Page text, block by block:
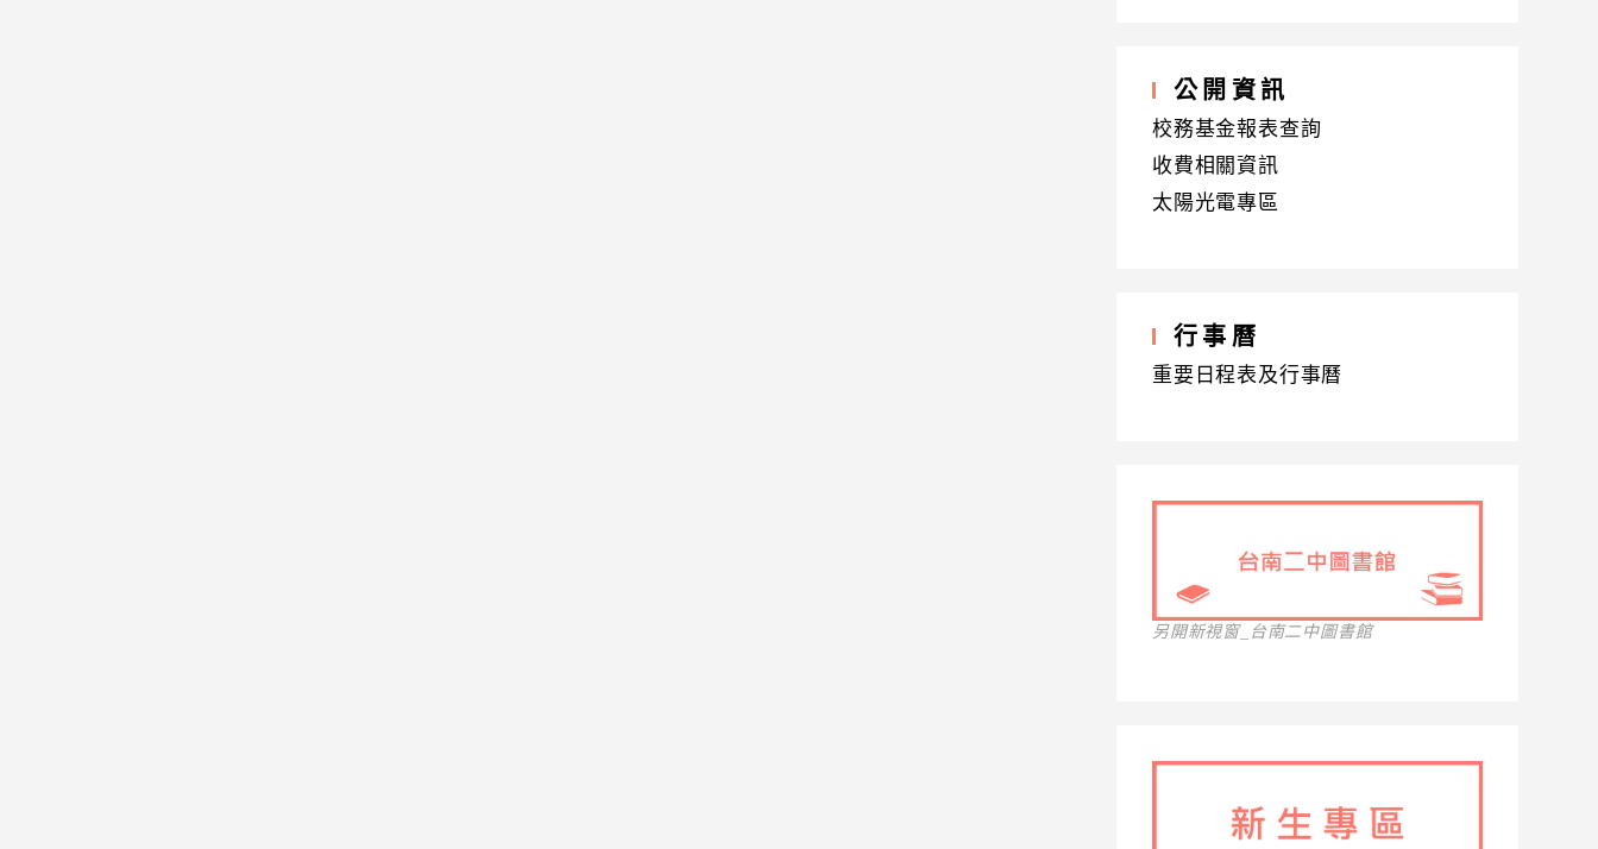
公開資訊
校務基金報表查詢
收費相關資訊
太陽光電專區
行事曆
重要日程表及行事曆
另開新視窗_台南二中圖書館